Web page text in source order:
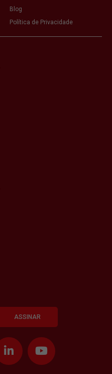
Blog
Política de Privacidade